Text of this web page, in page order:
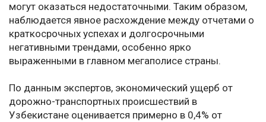
могут оказаться недостаточными. Таким образом,
наблюдается явное расхождение между отчетами о
краткосрочных успехах и долгосрочными
негативными трендами, особенно ярко
выраженными в главном мегаполисе страны.
По данным экспертов, экономический ущерб от
дорожно-транспортных происшествий в
Узбекистане оценивается примерно в 0,4% от